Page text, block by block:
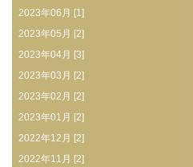
2023年06月 [1]
2023年05月 [2]
2023年04月 [3]
2023年03月 [2]
2023年02月 [2]
2023年01月 [2]
2022年12月 [2]
2022年11月 [2]